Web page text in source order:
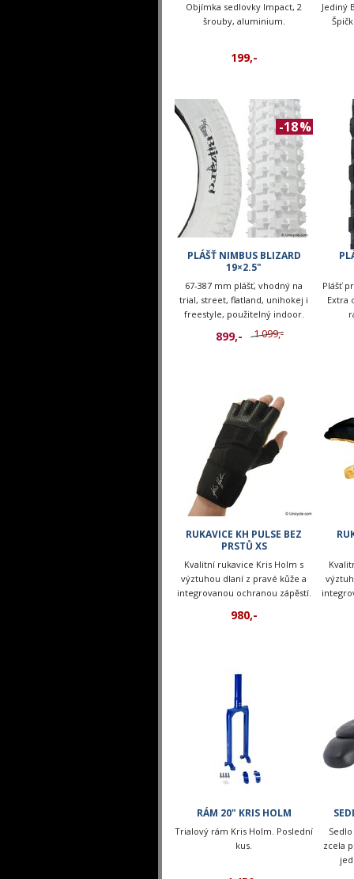
Objímka sedlovky Impact, 2
šrouby, aluminium.
199,-
Jediný
-18 %
PLÁŠŤ NIMBUS BLIZARD
19×2.5"
67-387 mm plášť, vhodný na
trial, street, flatland, unihokej i
freestyle, použitelný indoor.
899,- 1 099,-
Plášť
Extra
RUKAVICE KH PULSE BEZ
PRSTŮ XS
Kvalitní rukavice Kris Holm s
výztuhou dlaní z pravé kůže a
integrovanou ochranou zápěstí.
980,-
RÁM 20" KRIS HOLM
Trialový rám Kris Holm. Poslední
kus.
zcela